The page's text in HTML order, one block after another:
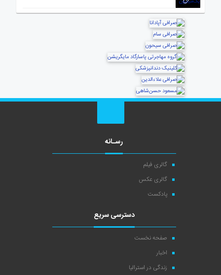
رسـانه
گالری فیلم
گالری عکس
پادکست
دسترسی سریع
صفحه نخست
اخبار
زندگی در استرالیا